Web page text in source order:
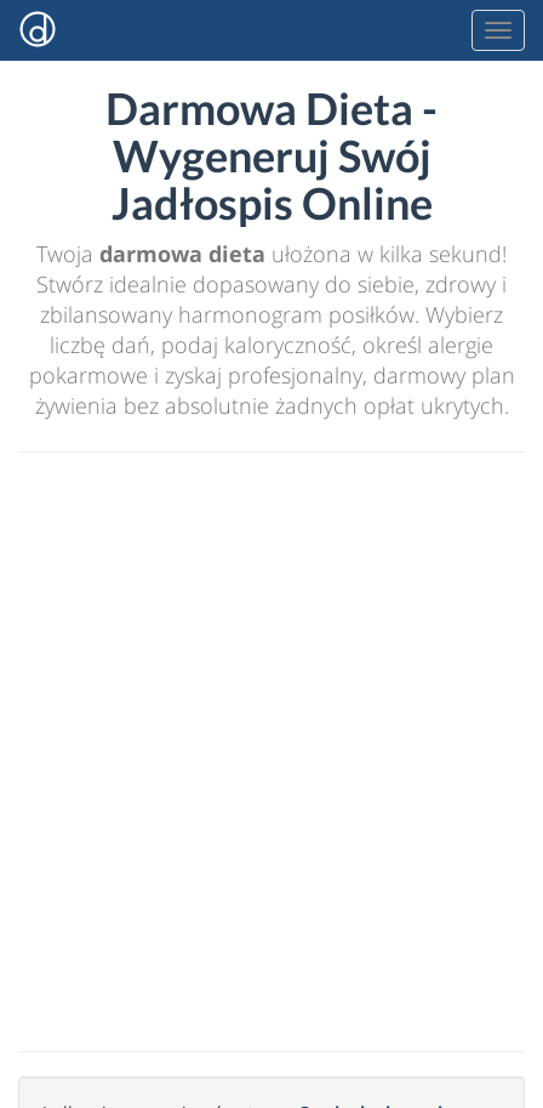
Darmowa Dieta -
Wygeneruj Swój
Jadłospis Online
Twoja darmowa dieta ułożona w kilka sekund!
Stwórz idealnie dopasowany do siebie, zdrowy i
zbilansowany harmonogram posiłków. Wybierz
liczbę dań, podaj kaloryczność, określ alergie
pokarmowe i zyskaj profesjonalny, darmowy plan
żywienia bez absolutnie żadnych opłat ukrytych.